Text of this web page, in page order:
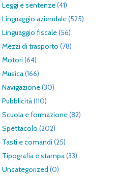
Leggi e sentenze(41)
Linguaggio aziendale(525)
Linguaggio fiscale(56)
Mezzi di trasporto (78)
Motori (64)
Musica(166)
Navigazione(30)
Pubblicità(110)
Scuola e formazione(82)
Spettacolo (202)
Tasti e comandi (25)
Tipografia e stampa(33)
Uncategorized (0)